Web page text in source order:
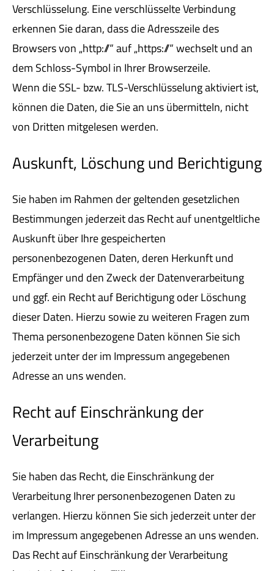
Verschlüsselung. Eine verschlüsselte Verbindung
erkennen Sie daran, dass die Adresszeile des
Browsers von „http://“ auf „https://“ wechselt und an
dem Schloss-Symbol in Ihrer Browserzeile.
Wenn die SSL- bzw. TLS-Verschlüsselung aktiviert ist,
können die Daten, die Sie an uns übermitteln, nicht
von Dritten mitgelesen werden.
Auskunft, Löschung und Berichtigung
Sie haben im Rahmen der geltenden gesetzlichen
Bestimmungen jederzeit das Recht auf unentgeltliche
Auskunft über Ihre gespeicherten
personenbezogenen Daten, deren Herkunft und
Empfänger und den Zweck der Datenverarbeitung
und ggf. ein Recht auf Berichtigung oder Löschung
dieser Daten. Hierzu sowie zu weiteren Fragen zum
Thema personenbezogene Daten können Sie sich
jederzeit unter der im Impressum angegebenen
Adresse an uns wenden.
Recht auf Einschränkung der
Verarbeitung
Sie haben das Recht, die Einschränkung der
Verarbeitung Ihrer personenbezogenen Daten zu
verlangen. Hierzu können Sie sich jederzeit unter der
im Impressum angegebenen Adresse an uns wenden.
Das Recht auf Einschränkung der Verarbeitung